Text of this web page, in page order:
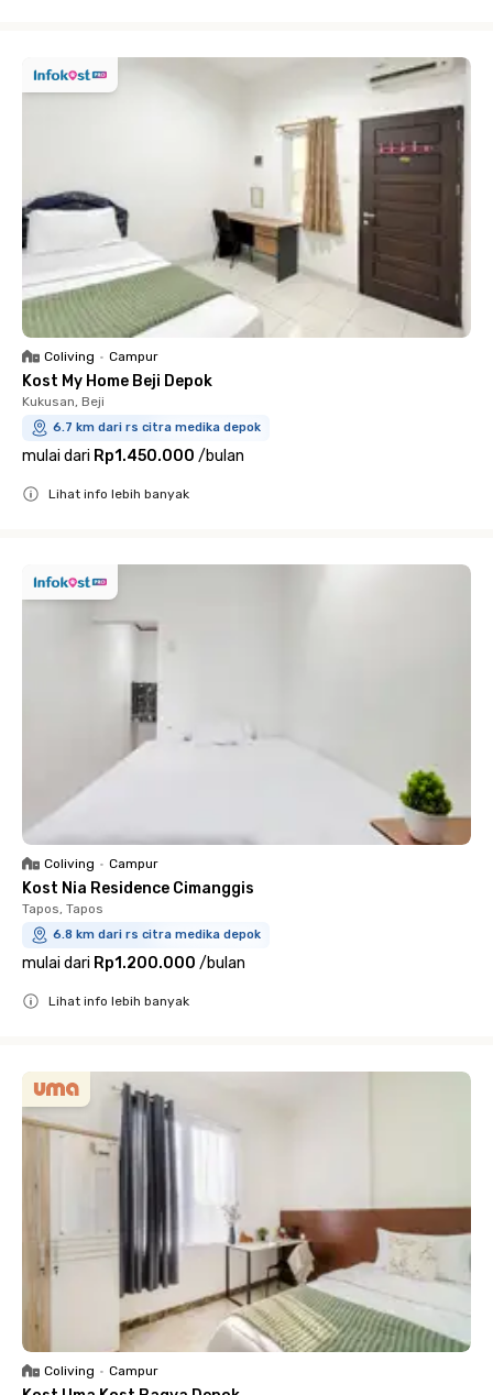
Coliving • Campur
Kost My Home Beji Depok
Kukusan, Beji
6.7 km dari rs citra medika depok
mulai dari Rp1.450.000 /bulan
Lihat info lebih banyak
Coliving • Campur
Kost Nia Residence Cimanggis
Tapos, Tapos
6.8 km dari rs citra medika depok
mulai dari Rp1.200.000 /bulan
Lihat info lebih banyak
Coliving • Campur